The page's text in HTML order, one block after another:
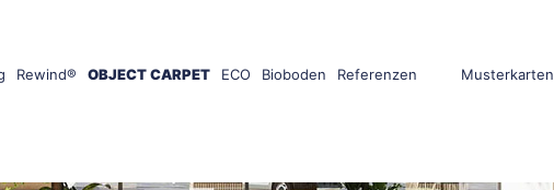
Rewind® OBJECT CARPET ECO Bioboden Referenzen Musterkarten